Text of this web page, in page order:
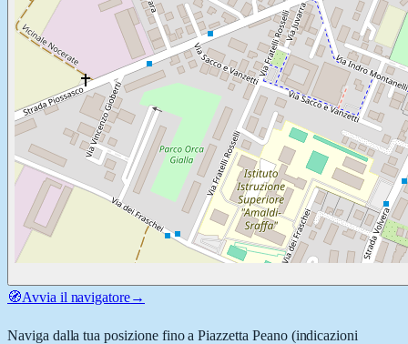
🧭Avvia il navigatore→
Naviga dalla tua posizione fino aPiazzetta Peano(indicazioni